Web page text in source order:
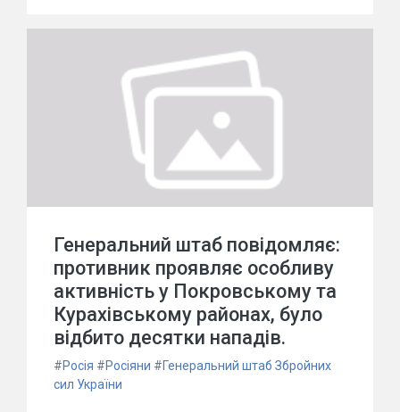
Генеральний штаб повідомляє:
противник проявляє особливу
активність у Покровському та
Курахівському районах, було
відбито десятки нападів.
#Росія #Росіяни #Генеральний штаб Збройних
сил України